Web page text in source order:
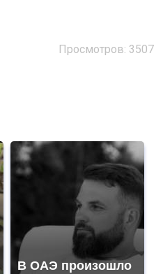
Просмотров: 3507
В ОАЭ произошло